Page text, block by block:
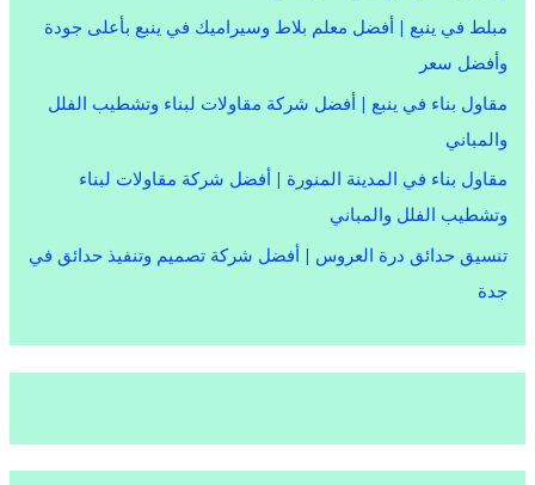
مبلط في ينبع | أفضل معلم بلاط وسيراميك في ينبع بأعلى جودة
وأفضل سعر
مقاول بناء في ينبع | أفضل شركة مقاولات لبناء وتشطيب الفلل
والمباني
مقاول بناء في المدينة المنورة | أفضل شركة مقاولات لبناء
وتشطيب الفلل والمباني
تنسيق حدائق درة العروس | أفضل شركة تصميم وتنفيذ حدائق في
جدة